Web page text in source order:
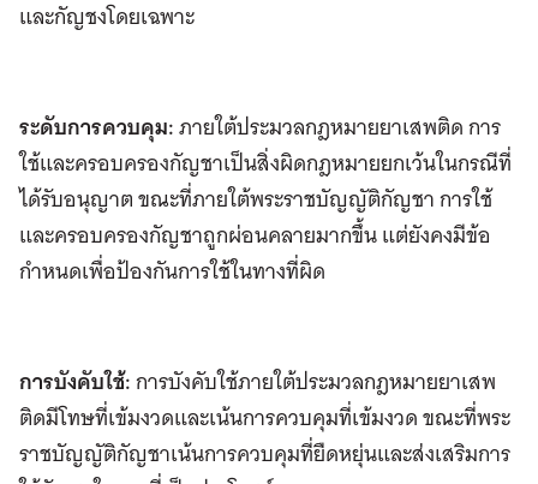
และกัญชงโดยเฉพาะ
ระดับการควบคุม:ภายใต้ประมวลกฎหมายยาเสพติด การ
ใช้และครอบครองกัญชาเป็นสิ่งผิดกฎหมายยกเว้นในกรณีที่
ได้รับอนุญาต ขณะที่ภายใต้พระราชบัญญัติกัญชา การใช้
และครอบครองกัญชาถูกผ่อนคลายมากขึ้น แต่ยังคงมีข้อ
กำหนดเพื่อป้องกันการใช้ในทางที่ผิด
การบังคับใช้:การบังคับใช้ภายใต้ประมวลกฎหมายยาเสพ
ติดมีโทษที่เข้มงวดและเน้นการควบคุมที่เข้มงวด ขณะที่พระ
ราชบัญญัติกัญชาเน้นการควบคุมที่ยืดหยุ่นและส่งเสริมการ